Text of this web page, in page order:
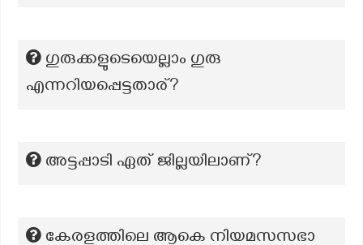
ഗുരുക്കളുടെയെല്ലാം ഗുരു
എന്നറിയപ്പെട്ടതാര്?
അട്ടപ്പാടി ഏത് ജില്ലയിലാണ്?
കേരളത്തിലെ ആകെ നിയമസസഭാ